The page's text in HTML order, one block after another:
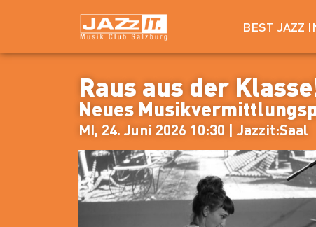
BEST JAZZ
Raus aus der
Neues
MI, 24. Juni 2026 10:30 | Jazzit:Saal